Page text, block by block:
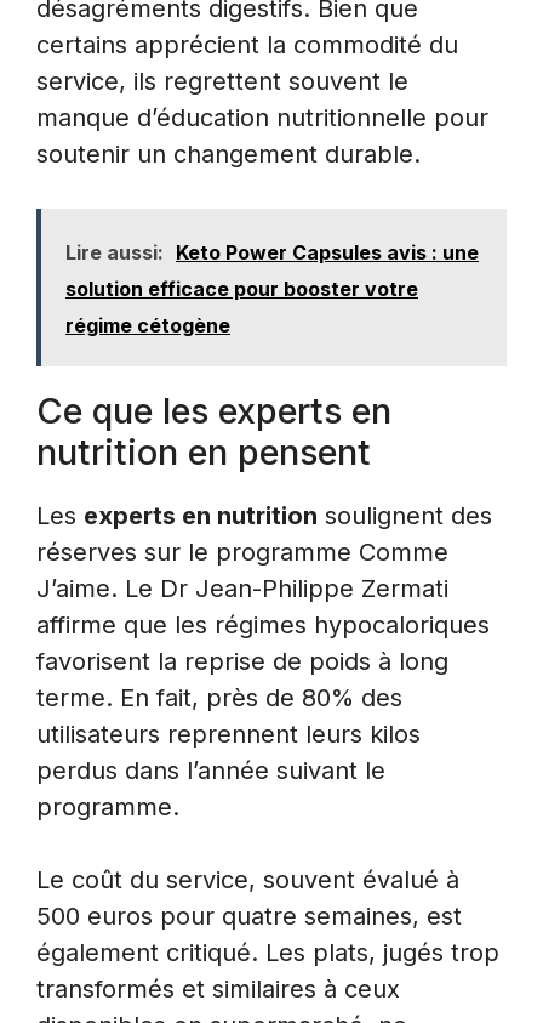
désagréments digestifs. Bien que
certains apprécient la commodité du
service, ils regrettent souvent le
manque d’éducation nutritionnelle pour
soutenir un changement durable.
Lire aussi: Keto Power Capsules avis : une
solution efficace pour booster votre
régime cétogène
Ce que les experts en
nutrition en pensent
Les experts en nutrition soulignent des
réserves sur le programme Comme
J’aime. Le Dr Jean-Philippe Zermati
affirme que les régimes hypocaloriques
favorisent la reprise de poids à long
terme. En fait, près de 80% des
utilisateurs reprennent leurs kilos
perdus dans l’année suivant le
programme.
Le coût du service, souvent évalué à
500 euros pour quatre semaines, est
également critiqué. Les plats, jugés trop
transformés et similaires à ceux